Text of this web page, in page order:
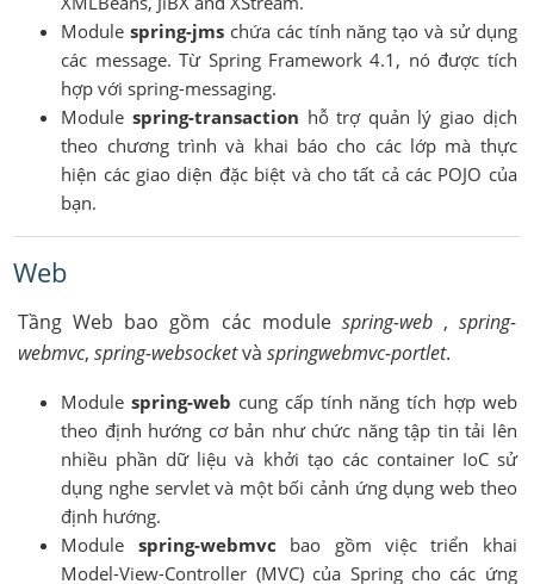
Modulespring-jms chứa các tính năng tạo và sử dụng
các message. Từ Spring Framework 4.1, nó được tích
hợp với spring-messaging.
Modulespring-transaction hỗ trợ quản lý giao dịch
theo chương trình và khai báo cho các lớp mà thực
hiện các giao diện đặc biệt và cho tất cả các POJO của
bạn.
Web
Tầng Web bao gồm các module spring-web ,spring-
webmvc, spring-websocketvà springwebmvc-portlet.
Modulespring-web cung cấp tính năng tích hợp web
theo định hướng cơ bản như chức năng tập tin tải lên
nhiều phần dữ liệu và khởi tạo các container IoC sử
dụng nghe servlet và một bối cảnh ứng dụng web theo
định hướng.
Module spring-webmvc bao gồm việc triển khai
Model-View-Controller (MVC) của Spring cho các ứng